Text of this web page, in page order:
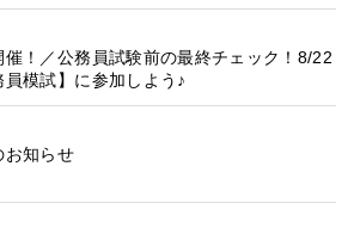
催！／公務員試験前の最終チェック！8/22
員模試】に参加しよう♪
お知らせ